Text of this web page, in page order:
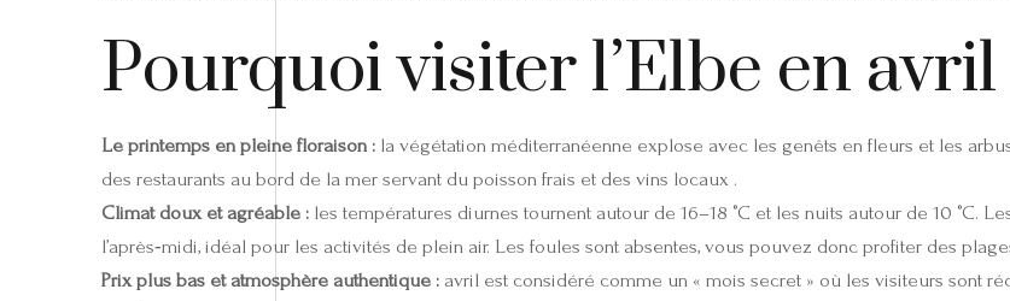
Pourquoi visiter l’Elbe en avril
Le printemps en pleine floraison : la végétation méditerranéenne explose avec les genêts en fleurs et les
des restaurants au bord de la mer servant du poisson frais et des vins locaux .
Climat doux et agréable : les températures diurnes tournent autour de 16–18 °C et les nuits autour de 10 °C.
l’après‑midi, idéal pour les activités de plein air. Les foules sont absentes, vous pouvez donc profiter des
Prix plus bas et atmosphère authentique : avril est considéré comme un « mois secret » où les visiteurs sont